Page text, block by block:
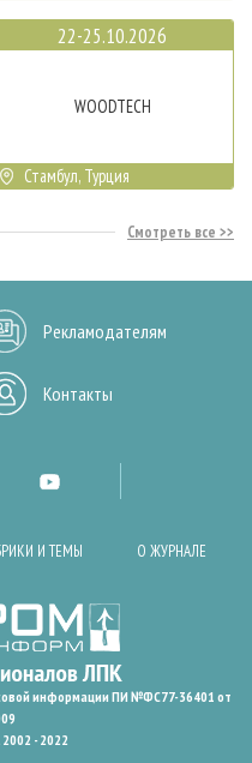
22-25.10.2026
WOODTECH
Стамбул, Турция
Смотреть все
Рекламодателям
Контакты
И ТЕМЫ О ЖУРНАЛЕ
информации ПИ №ФС77-36401 от
- 2022